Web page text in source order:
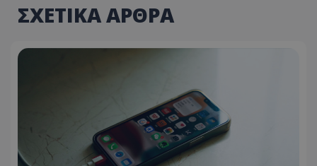
ΣΧΕΤΙΚΑ ΑΡΘΡΑ